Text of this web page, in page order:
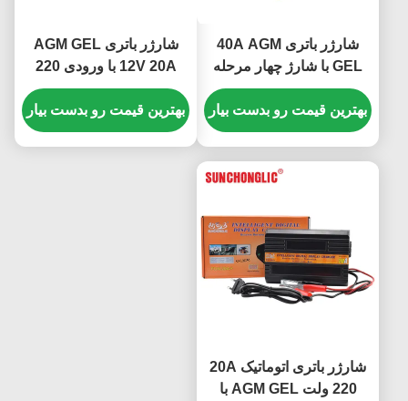
شارژر باتری 40A AGM
GEL با شارژ چهار مرحله
ای و ورودی AC220V برای
باتری های اسید سرب
بهترین قیمت رو بدست بیار
شارژر باتری AGM GEL
12V 20A با ورودی 220
ولت AC و شارژ چهار
مرحله ای برای باتری های
سرب اسیدی
بهترین قیمت رو بدست بیار
شارژر باتری اتوماتیک 20A
220 ولت AGM GEL با